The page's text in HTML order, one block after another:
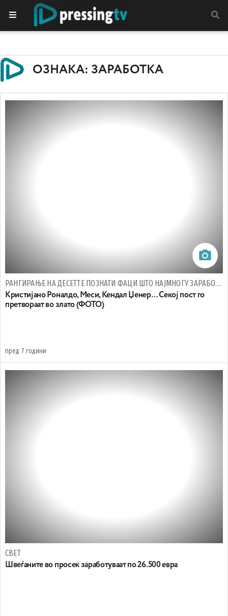
ОЗНАКА: ЗАРАБОТКА
РАНГИРАЊЕ НА ДЕСЕТТЕ ПОЗНАТИ ФАЦИ ШТО НАЈМНОГУ ЗАРАБОТУВААТ НА ИНСТАГРАМ
Кристијано Роналдо, Меси, Кендал Џенер… Секој пост го
претвораат во злато (ФОТО)
пред 7 години
СВЕТ
Швеѓаните во просек заработуваат по 26.500 евра